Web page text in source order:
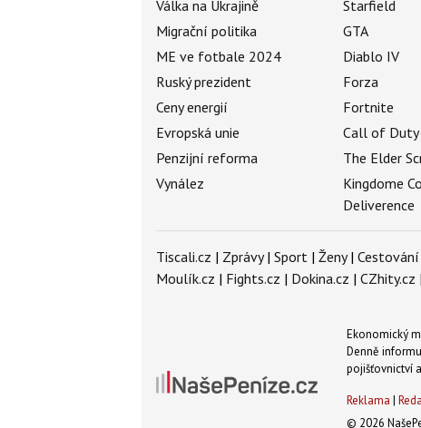
Válka na Ukrajině
Migrační politika
ME ve fotbale 2024
Ruský prezident
Ceny energií
Evropská unie
Penzijní reforma
Vynález
Starfield
GTA
Diablo IV
Forza
Fortnite
Call of Duty
The Elder
Kingdome
Deliverence
Tiscali.cz | Zprávy| Sport | Ženy| Cestování
Moulík.cz | Fights.cz | Dokina.cz | CZhity.cz |
Ekonomický
Denně
pojišťovnictví
Reklama |
© 2026